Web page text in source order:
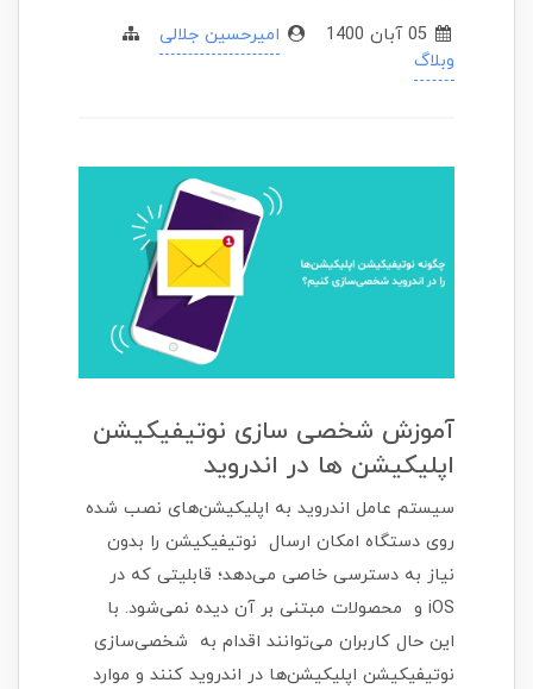
05 آبان 1400
امیرحسین جلالی
وبلاگ
آموزش شخصی‌ سازی نوتیفیکیشن
اپلیکیشن‌ ها در اندروید
سیستم عامل اندروید به اپلیکیشن‌های نصب شده
روی دستگاه امکان ارسال نوتیفیکیشن را بدون
نیاز به دسترسی خاصی می‌دهد؛ قابلیتی که در
iOS و محصولات مبتنی بر آن دیده نمی‌شود. با
این حال کاربران می‌توانند اقدام به شخصی‌سازی
نوتیفیکیشن اپلیکیشن‌ها در اندروید کنند و موارد